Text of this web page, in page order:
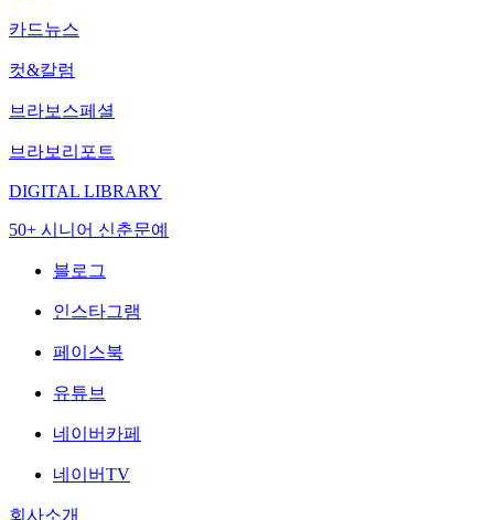
카드뉴스
컷&칼럼
브라보스페셜
브라보리포트
DIGITAL LIBRARY
50+ 시니어 신춘문예
블로그
인스타그램
페이스북
유튜브
네이버카페
네이버TV
회사소개